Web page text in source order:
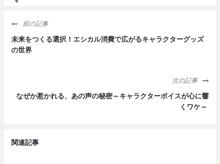
前の記事
未来をつくる選択！エシカル消費で広がるキャラクターグッズ
の世界
次の記事
なぜか惹かれる、あの声の秘密～キャラクターボイスが心に響
くワケ～
関連記事